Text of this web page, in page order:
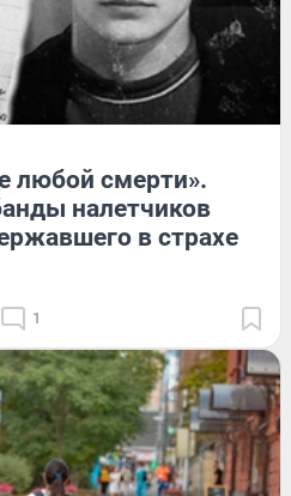
любой смерти».
налетчиков
в страхе
1